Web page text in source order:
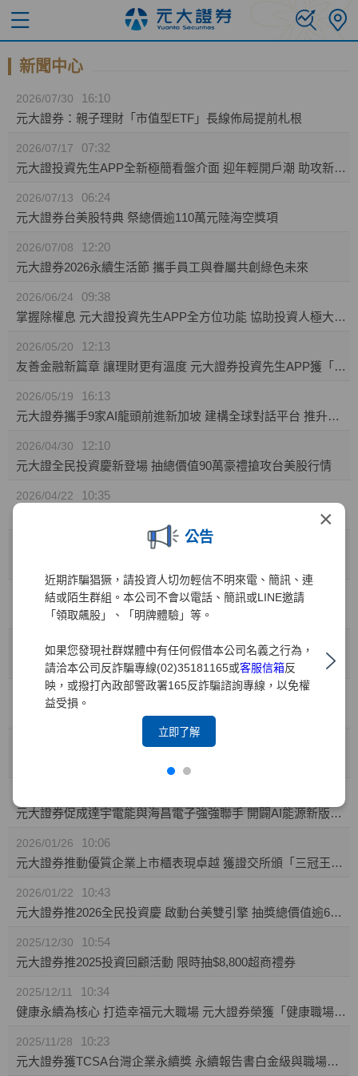
×
公告
近期詐騙猖獗，請投資人切勿輕信不明來電、簡訊、連
結或陌生群組。本公司不會以電話、簡訊或LINE邀請
「領取飆股」、「明牌體驗」等。
如果您發現社群媒體中有任何假借本公司名義之行為，
請洽本公司反詐騙專線(02)35181165或客服信箱反
映，或撥打內政部警政署165反詐騙諮詢專線，以免權
益受損。
立即了解
新聞中心
2026/07/30
16:10
元大證券：親子理財「市值型ETF」長線佈局提前札根
2026/07/17
07:32
元大證投資先生APP全新極簡看盤介面 迎年輕開戶潮 助攻新生代投資人效率布局
2026/07/13
06:24
元大證券台美股特典 祭總價逾110萬元陸海空獎項
2026/07/08
12:20
元大證券2026永續生活節 攜手員工與眷屬共創綠色未來
2026/06/24
09:38
掌握除權息 元大證投資先生APP全方位功能 協助投資人極大化資產效益
2026/05/20
12:13
友善金融新篇章 讓理財更有溫度 元大證券投資先生APP獲「無障礙認證」
2026/05/19
16:13
元大證券攜手9家AI龍頭前進新加坡 建構全球對話平台 推升台灣AI價值鏈國際能見度
2026/04/30
12:10
元大證全民投資慶新登場 抽總價值90萬豪禮搶攻台美股行情
2026/04/22
10:35
2026/03/31
10:41
2026/03/27
10:41
金融科技與服務雙引擎 元大證券勇奪財訊六大獎、締造十一連霸
2026/03/02
15:15
元大權證開春好禮 月月抽88,000元禮券
元大證券促成達宇電能與海昌電子強強聯手 開闢AI能源新版圖 推動永續經營與傳承
2026/01/26
10:06
元大證券推動優質企業上市櫃表現卓越 獲證交所頒「三冠王」及櫃買中心肯定
2026/01/22
10:43
元大證券推2026全民投資慶 啟動台美雙引擎 抽獎總價值逾60萬
2025/12/30
10:54
元大證券推2025投資回顧活動 限時抽$8,800超商禮券
2025/12/11
10:34
健康永續為核心 打造幸福元大職場 元大證券榮獲「健康職場標竿獎」銅獎
2025/11/28
10:23
元大證券獲TCSA台灣企業永續獎 永續報告書白金級與職場福祉領袖獎雙項肯定